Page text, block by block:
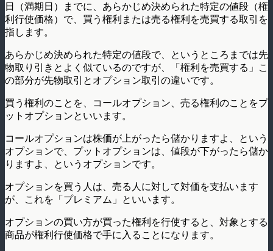
日（満期日）までに、あらかじめ決められた特定の値段（権
利行使価格）で、買う権利または売る権利を売買する取引を
指します。
あらかじめ決められた特定の値段で、というところまでは先
物取り引きとよく似ているのですが、「権利を売買する」こ
の部分が先物取引とオプション取引の違いです。
買う権利のことを、コールオプション、売る権利のことをプ
ットオプションといいます。
コールオプションは株価が上がったら儲かりますよ、という
オプションで、プットオプションは、値段が下がったら儲か
りますよ、というオプションです。
オプションを買う人は、売る人に対して対価を支払います
が、これを「プレミアム」といいます。
オプションの買い方が買った権利を行使すると、対象とする
商品が権利行使価格で手に入ることになります。